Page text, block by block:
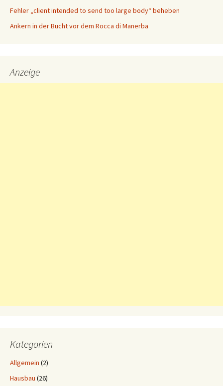
Fehler „client intended to send too large body“ beheben
Ankern in der Bucht vor dem Rocca di Manerba
Anzeige
Kategorien
Allgemein (2)
Hausbau (26)